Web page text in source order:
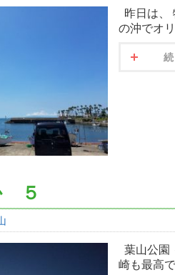
昨日は、
の沖でオ
５
葉山公園
崎も最高